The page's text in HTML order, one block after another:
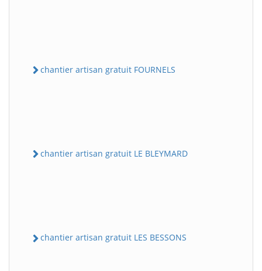
chantier artisan gratuit FOURNELS
chantier artisan gratuit LE BLEYMARD
chantier artisan gratuit LES BESSONS